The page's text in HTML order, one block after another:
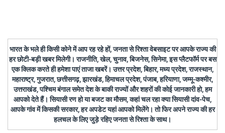
भारत के भले ही किसी कोने में आप रह रहे हों, जनता से रिश्ता वेबसाइट पर आपके राज्य की
हर छोटी-बड़ी खबर मिलेगी। राजनीति, खेल, चुनाव, बिजनेस, सिनेमा, इस प्लैटफॉर्म पर बस
एक क्लिक करते ही हमेशा पाएं ताजा खबरें। उत्तर प्रदेश, बिहार, मध्य प्रदेश, राजस्थान,
महाराष्ट्र, गुजरात, छत्तीसगढ़, झारखंड, हिमाचल प्रदेश, पंजाब, हरियाणा, जम्मू-कश्मीर,
उत्तराखंड, पश्चिम बंगाल समेत देश के बाकी राज्यों और शहरों की कोई जानकारी हो, हम
आपको देते हैं। सियासी रण हो या बजट का मौसम, कहां चल रहा क्या सियासी दांव-पेच,
आपके गांव में किसकी सरकार, हर अपडेट यहां आपको मिलेंगे। तो फिर अपने राज्य की हर
हलचल के लिए जुड़े रहिए जनता से रिश्ता के साथ।